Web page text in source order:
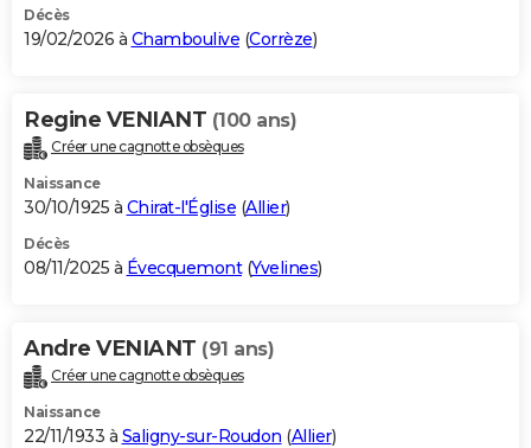
BONS PLANS
Carte de Noël
Carte Bonne année
Carte Saint-Valentin
Carte Pâques
Carte d'anniversaire
DICTIONNAIRE
Dictionnaire
Biographies
Citations
Expressions
Proverbes
PROGRAMME TV
S'inscrire
Se connecter
Lycées
Collèges
Primaires
Universités
Entreprises
Service militaire
Avis de recherche
AVIS DE DÉCÈS
Bricolage
Lifestyle
Culture
Sport
Auto
Television
Voyage
Cinema
Décès
19/02/2026 à Chamboulive (Corrèze)
Regine VENIANT (100 ans)
Créer une cagnotte obsèques
Naissance
30/10/1925 à Chirat-l'Église (Allier)
Décès
08/11/2025 à Évecquemont(Yvelines)
Andre VENIANT (91 ans)
Créer une cagnotte obsèques
Naissance
22/11/1933 à Saligny-sur-Roudon (Allier)